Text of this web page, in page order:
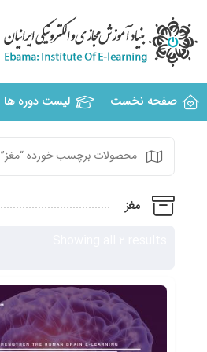
صفحه نخست لیست دوره ها
محصولات برچسب خورده “مغز”
مغز